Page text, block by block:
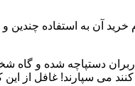
آن به استفاده
دستپاچه شده و گاه
کنند می سپارند! غافل